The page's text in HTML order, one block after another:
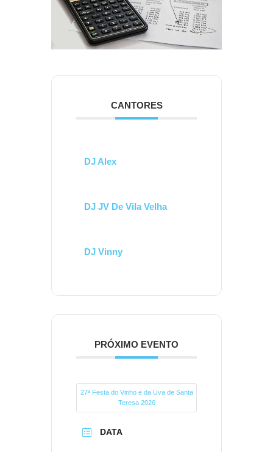
CANTORES
DJ Alex
DJ JV De Vila Velha
DJ Vinny
PRÓXIMO EVENTO
27ª Festa do Vinho e da Uva de Santa
Teresa 2026
DATA